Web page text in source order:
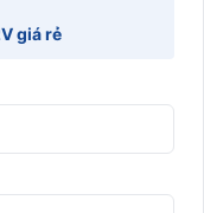
giá rẻ